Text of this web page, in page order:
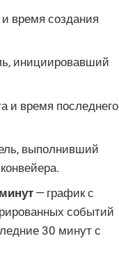
время создания
инициировавший
и время последнего
выполнивший
— график с
событий
30 минут с